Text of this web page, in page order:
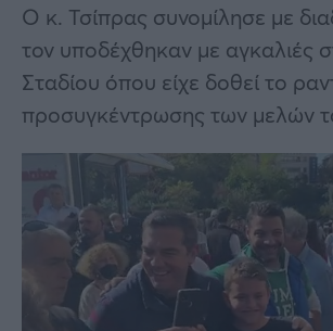
Ο κ. Τσίπρας συνομίλησε με
τον υποδέχθηκαν με αγκαλιές
Σταδίου όπου είχε δοθεί το
προσυγκέντρωσης των μελών